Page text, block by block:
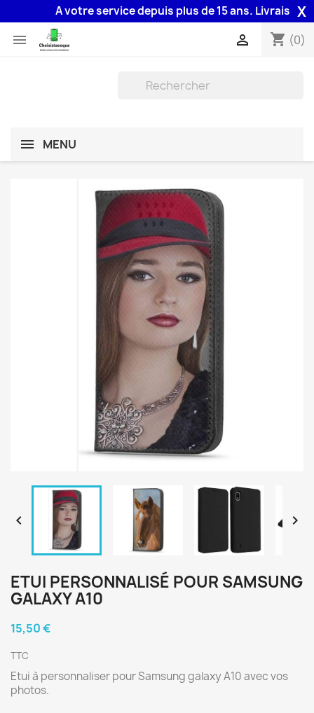
A votre service depuis plus de 15 ans. Livraison X
 shopping_cart (0)

MENU
 
ETUI PERSONNALISÉ POUR SAMSUNG
GALAXY A10
15,50 €
TTC
Etui à personnaliser pour Samsung galaxy A10 avec vos
photos.